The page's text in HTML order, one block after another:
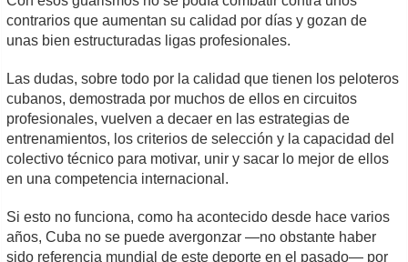
contrarios que aumentan su calidad por días y gozan de
unas bien estructuradas ligas profesionales.
Las dudas, sobre todo por la calidad que tienen los peloteros
cubanos, demostrada por muchos de ellos en circuitos
profesionales, vuelven a decaer en las estrategias de
entrenamientos, los criterios de selección y la capacidad del
colectivo técnico para motivar, unir y sacar lo mejor de ellos
en una competencia internacional.
Si esto no funciona, como ha acontecido desde hace varios
años, Cuba no se puede avergonzar —no obstante haber
sido referencia mundial de este deporte en el pasado— por